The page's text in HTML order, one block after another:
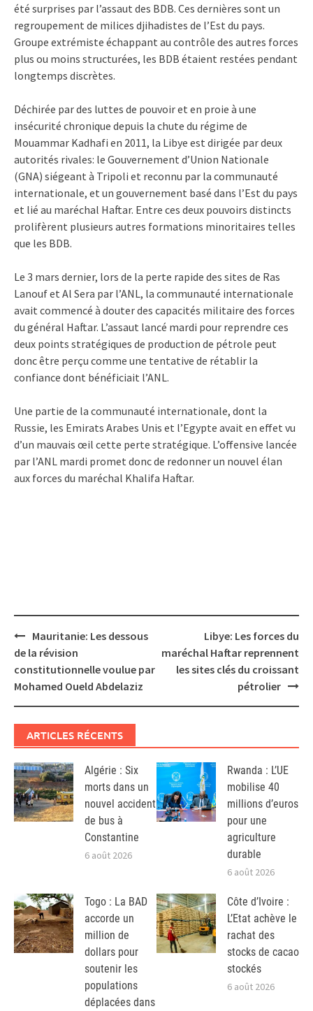
été surprises par l’assaut des BDB. Ces dernières sont un
regroupement de milices djihadistes de l’Est du pays.
Groupe extrémiste échappant au contrôle des autres forces
plus ou moins structurées, les BDB étaient restées pendant
longtemps discrètes.
Déchirée par des luttes de pouvoir et en proie à une
insécurité chronique depuis la chute du régime de
Mouammar Kadhafi en 2011, la Libye est dirigée par deux
autorités rivales: le Gouvernement d’Union Nationale
(GNA) siégeant à Tripoli et reconnu par la communauté
internationale, et un gouvernement basé dans l’Est du pays
et lié au maréchal Haftar. Entre ces deux pouvoirs distincts
prolifèrent plusieurs autres formations minoritaires telles
que les BDB.
Le 3 mars dernier, lors de la perte rapide des sites de Ras
Lanouf et Al Sera par l’ANL, la communauté internationale
avait commencé à douter des capacités militaire des forces
du général Haftar. L’assaut lancé mardi pour reprendre ces
deux points stratégiques de production de pétrole peut
donc être perçu comme une tentative de rétablir la
confiance dont bénéficiait l’ANL.
Une partie de la communauté internationale, dont la
Russie, les Emirats Arabes Unis et l’Egypte avait en effet vu
d’un mauvais œil cette perte stratégique. L’offensive lancée
par l’ANL mardi promet donc de redonner un nouvel élan
aux forces du maréchal Khalifa Haftar.
Post
navigation
Mauritanie: Les dessous
de la révision
constitutionnelle voulue par
Mohamed Oueld Abdelaziz
Libye: Les forces du
maréchal Haftar reprennent
les sites clés du croissant
pétrolier
ARTICLES RÉCENTS
Algérie : Six
morts dans un
nouvel accident
de bus à
Constantine
6 août 2026
Rwanda : L’UE
mobilise 40
millions d’euros
pour une
agriculture
durable
6 août 2026
Togo : La BAD
accorde un
million de
dollars pour
soutenir les
populations
déplacées dans
Côte d’Ivoire :
L’Etat achève le
rachat des
stocks de cacao
stockés
6 août 2026